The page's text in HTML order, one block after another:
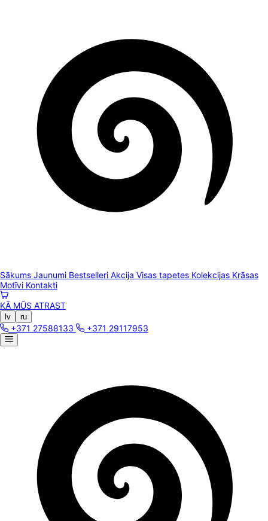
Sākums Jaunumi Bestselleri Akcija Visas tapetes Kolekcijas Krāsas
Motīvi Kontakti
KĀ MŪS ATRAST
lv ru
+371 27588133 +371 29117953